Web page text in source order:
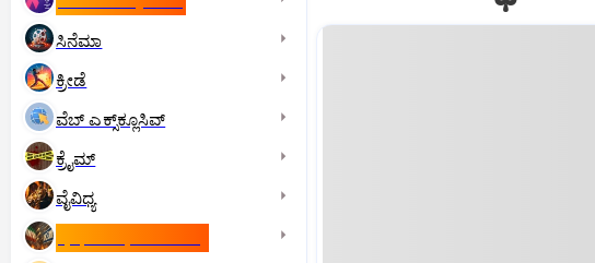
ಸಿನೆಮಾ
ಕ್ರೀಡೆ
ವೆಬ್ ಎಕ್ಸ್‌ಕ್ಲೂಸಿವ್
ಕ್ರೈಮ್
ವೈವಿಧ್ಯ